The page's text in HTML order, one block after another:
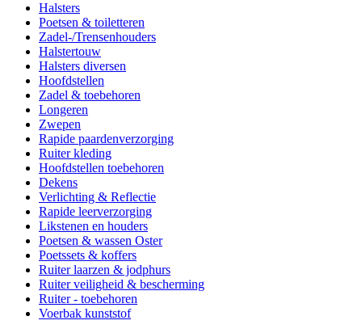
Halsters
Poetsen & toiletteren
Zadel-/Trensenhouders
Halstertouw
Halsters diversen
Hoofdstellen
Zadel & toebehoren
Longeren
Zwepen
Rapide paardenverzorging
Ruiter kleding
Hoofdstellen toebehoren
Dekens
Verlichting & Reflectie
Rapide leerverzorging
Likstenen en houders
Poetsen & wassen Oster
Poetssets & koffers
Ruiter laarzen & jodphurs
Ruiter veiligheid & bescherming
Ruiter - toebehoren
Voerbak kunststof